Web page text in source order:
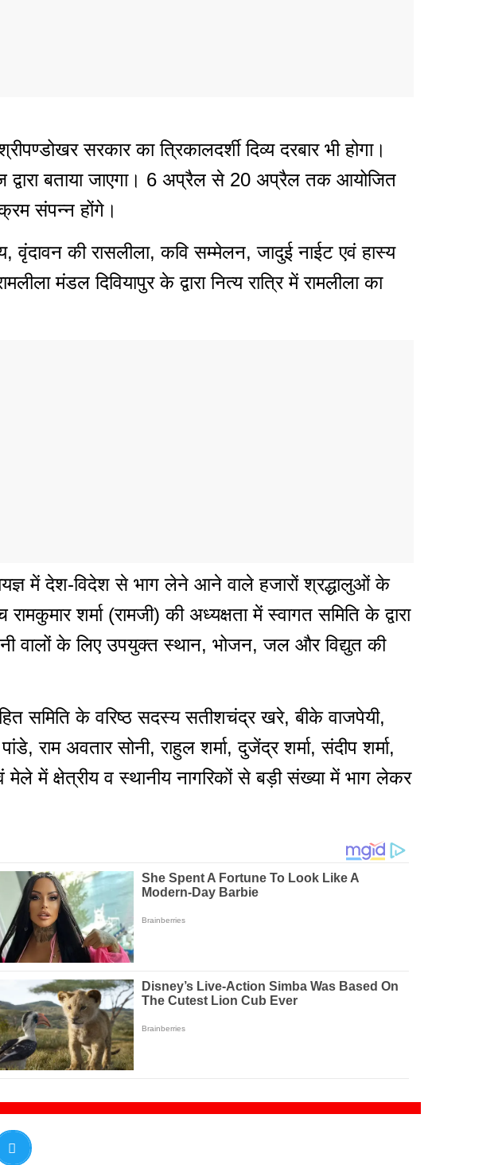
सरकार का त्रिकालदर्शी दिव्य दरबार भी होगा।
बताया जाएगा। 6 अप्रैल से 20 अप्रैल तक आयोजित
संपन्न होंगे।
वृंदावन की रासलीला, कवि सम्मेलन, जादुई नाईट एवं हास्य
दिवियापुर के द्वारा नित्य रात्रि में रामलीला का
में देश-विदेश से भाग लेने आने वाले हजारों श्रद्धालुओं के
शर्मा (रामजी) की अध्यक्षता में स्वागत समिति के द्वारा
वालों के लिए उपयुक्त स्थान, भोजन, जल और विद्युत की
समिति के वरिष्ठ सदस्य सतीशचंद्र खरे, बीके वाजपेयी,
राम अवतार सोनी, राहुल शर्मा, दुजेंद्र शर्मा, संदीप शर्मा,
मेले में क्षेत्रीय व स्थानीय नागरिकों से बड़ी संख्या में भाग लेकर